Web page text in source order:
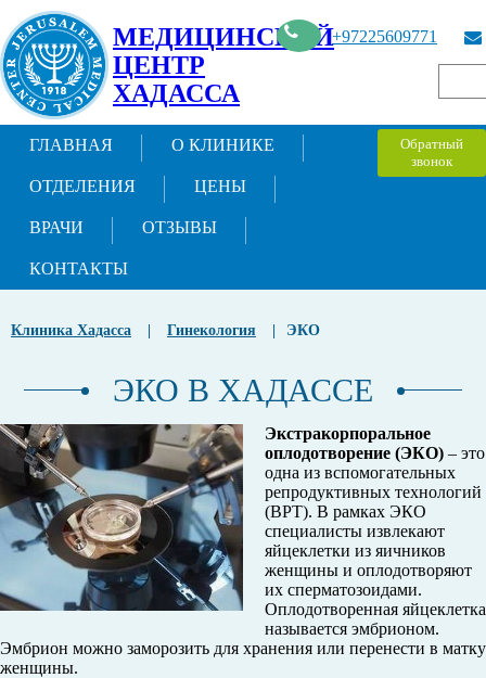
МЕДИЦИНСКИЙ
ЦЕНТР
ХАДАССА
+97225609771
ГЛАВНАЯ О КЛИНИКЕ
ОТДЕЛЕНИЯ ЦЕНЫ
ВРАЧИ ОТЗЫВЫ
КОНТАКТЫ
Обратный
звонок
Клиника Хадасса Гинекология ЭКО
ЭКО В ХАДАССЕ
Экстракорпоральное
оплодотворение (ЭКО) – это
одна из вспомогательных
репродуктивных технологий
(ВРТ). В рамках ЭКО
специалисты извлекают
яйцеклетки из яичников
женщины и оплодотворяют
их сперматозоидами.
Оплодотворенная яйцеклетка
называется эмбрионом.
Эмбрион можно заморозить для хранения или перенести в матку
женщины.